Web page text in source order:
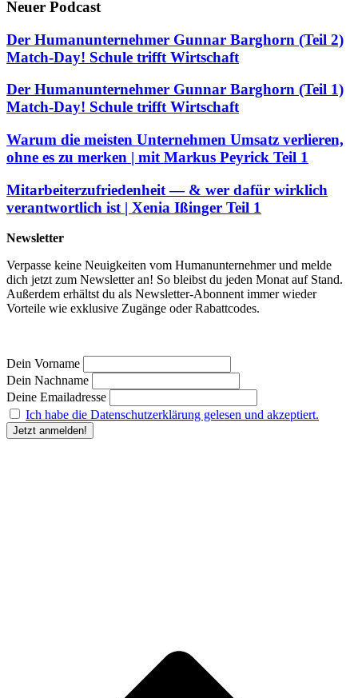
Neuer Podcast
Der Humanunternehmer Gunnar Barghorn (Teil 2)
Match-Day! Schule trifft Wirtschaft
Der Humanunternehmer Gunnar Barghorn (Teil 1)
Match-Day! Schule trifft Wirtschaft
Warum die meisten Unternehmen Umsatz verlieren,
ohne es zu merken | mit Markus Peyrick Teil 1
Mitarbeiterzufriedenheit — & wer dafür wirklich
verantwortlich ist | Xenia Ißinger Teil 1
Newsletter
Verpasse keine Neuigkeiten vom Humanunternehmer und melde
dich jetzt zum Newsletter an! So bleibst du jeden Monat auf Stand.
Außerdem erhältst du als Newsletter-Abonnent immer wieder
Vorteile wie exklusive Zugänge oder Rabattcodes.
Dein Vorname
Dein Nachname
Deine Emailadresse
Ich habe die Datenschutzerklärung gelesen und akzeptiert.